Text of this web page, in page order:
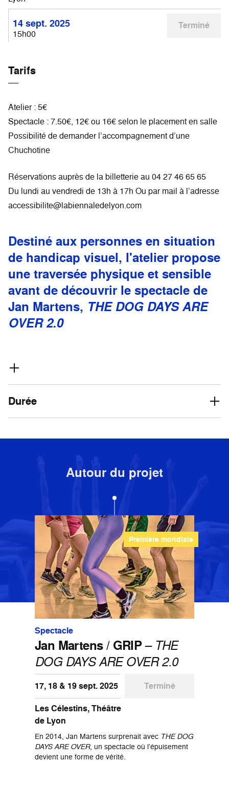
14 sept. 2025
15h00
Terminé
Tarifs
Atelier : 5€
Spectacle : 7.50€, 12€ ou 16€ selon le placement en salle
Possibilité de demander l’accompagnement d’une
Chuchotine
Réservations auprès de la billetterie au 04 27 46 65 65
Du lundi au vendredi de 13h à 17h Ou par mail à l’adresse
accessibilite@labiennaledelyon.com
Destiné aux personnes en situation
de handicap visuel, l'atelier propose
une traversée physique et sensible
avant de découvrir le spectacle de
Jan Martens, THE DOG DAYS ARE
OVER 2.0
Durée
Autour du projet
Première mondiale
Spectacle
Jan Martens / GRIP– THE
DOG DAYS ARE OVER 2.0
17, 18 & 19 sept. 2025
Terminé
Les Célestins, Théâtre
de Lyon
En 2014, Jan Martens surprenait avec THE DOG
DAYS ARE OVER, un spectacle où l’épuisement
devient une forme de vérité.